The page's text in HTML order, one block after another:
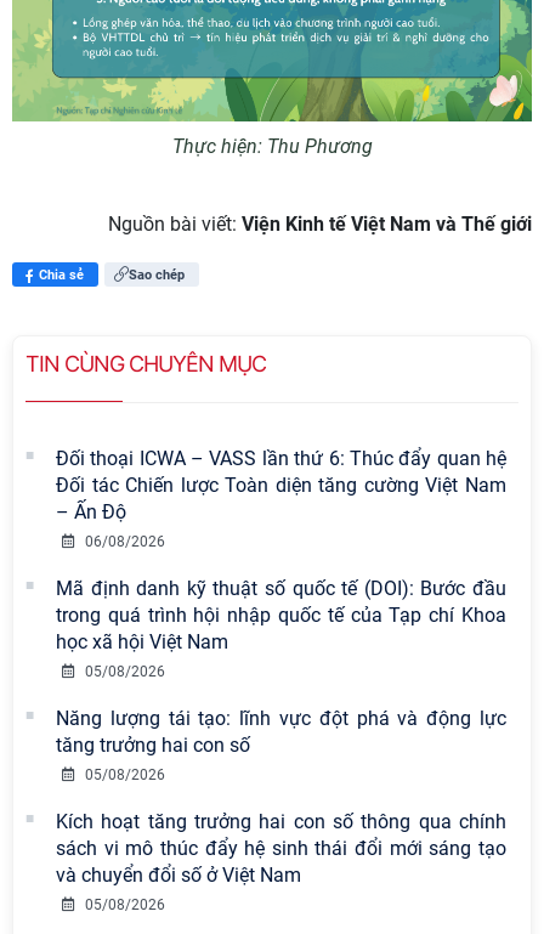
Thực hiện: Thu Phương
Nguồn bài viết: Viện Kinh tế Việt Nam và Thế giới
Chia sẻ Sao chép
TIN CÙNG CHUYÊN MỤC
Đối thoại ICWA – VASS lần thứ 6: Thúc đẩy quan hệ
Đối tác Chiến lược Toàn diện tăng cường Việt Nam
– Ấn Độ
06/08/2026
Mã định danh kỹ thuật số quốc tế (DOI): Bước đầu
trong quá trình hội nhập quốc tế của Tạp chí Khoa
học xã hội Việt Nam
05/08/2026
Năng lượng tái tạo: lĩnh vực đột phá và động lực
tăng trưởng hai con số
05/08/2026
Kích hoạt tăng trưởng hai con số thông qua chính
sách vi mô thúc đẩy hệ sinh thái đổi mới sáng tạo
và chuyển đổi số ở Việt Nam
05/08/2026
Viện Hàn lâm Khoa học xã hội Việt
Nam có 02 tác phẩm đạt giải khuyến
khích tại Cuộc thi chính luận bảo vệ
nền tảng tư tưởng của Đảng năm
2026